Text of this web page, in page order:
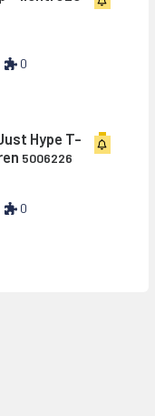
0
Hype T-
5006226
0